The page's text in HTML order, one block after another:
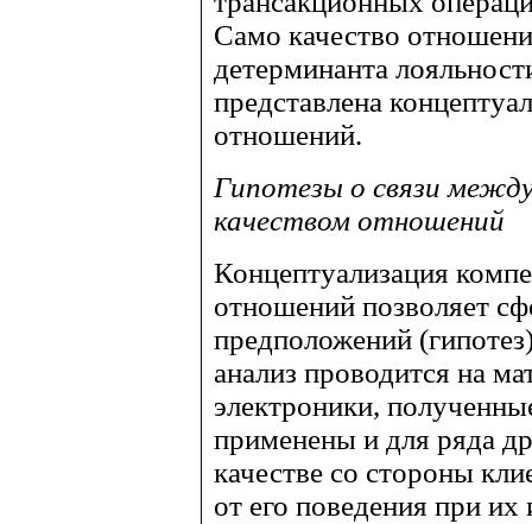
Само качество
детерминанта
представлена
отношений.
Гипотезы о связи
качеством отношений
Концептуализация
отношений позволяет
предположений
анализ проводится на
электроники,
применены и для ряда
качестве со стороны
от его поведения при их